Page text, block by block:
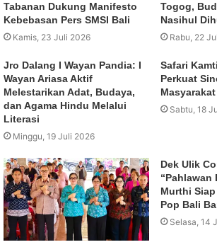
Tabanan Dukung Manifesto
Kebebasan Pers SMSI Bali
Kamis, 23 Juli 2026
Togog,
Nasihul
Rabu, 22
Jro Dalang I Wayan Pandia: I
Wayan Ariasa Aktif
Melestarikan Adat, Budaya,
dan Agama Hindu Melalui
Literasi
Minggu, 19 Juli 2026
Safari
Perkuat
Masyarakat
Sabtu, 18
Dek Ulik
“Pahlawan
Murthi
Pop Bali
Selasa, 14